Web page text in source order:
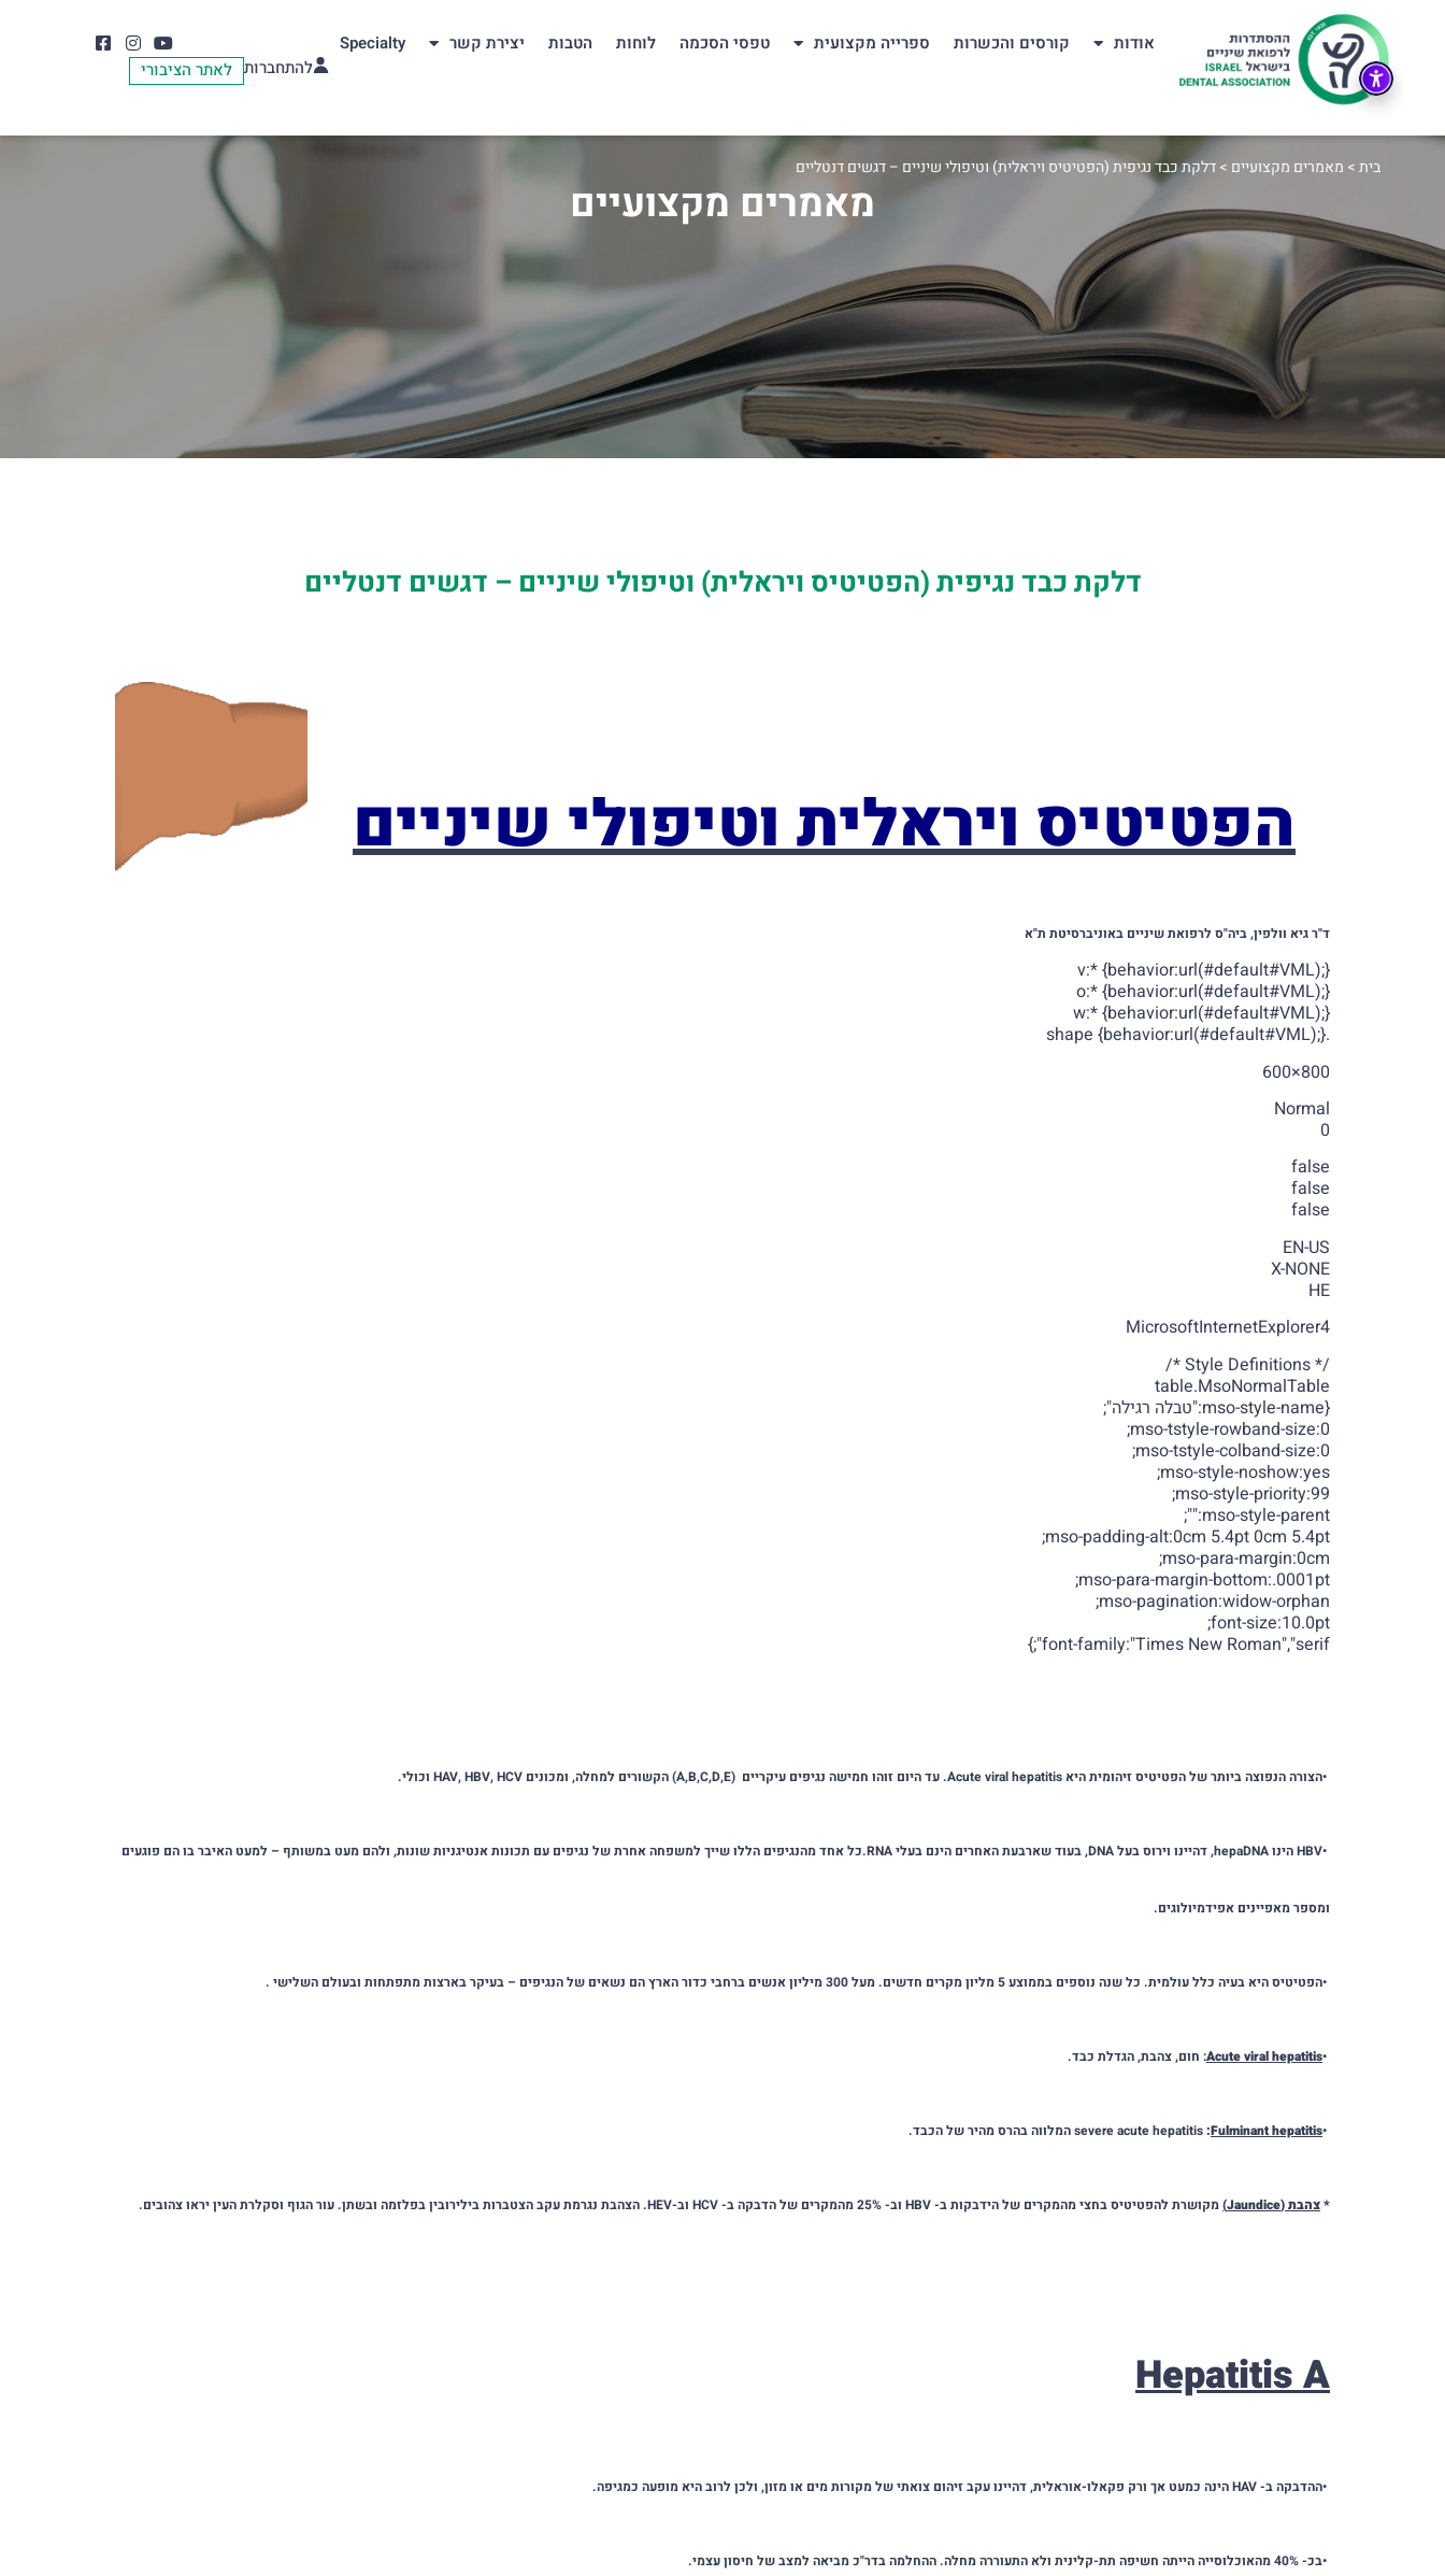
אודות קורסים והכשרות ספרייה מקצועית טפסי הסכמה לוחות הטבות יצירת קשר
Specialty
להתחברות לאתר הציבורי
בית> מאמרים מקצועיים >דלקת כבד נגיפית (הפטיטיס ויראלית) וטיפולי שיניים – דגשים דנטליים
מאמרים מקצועיים
דלקת כבד נגיפית (הפטיטיס ויראלית) וטיפולי שיניים – דגשים דנטליים
הפטיטיס ויראלית וטיפולי שיניים
ד"ר גיא וולפין, ביה"ס לרפואת שיניים באוניברסיטת ת"א
v:* {behavior:url(#default#VML);}
o:* {behavior:url(#default#VML);}
w:* {behavior:url(#default#VML);}
.shape {behavior:url(#default#VML);}
800×600
Normal
0
false
false
false
EN-US
X-NONE
HE
MicrosoftInternetExplorer4
/* Style Definitions */
table.MsoNormalTable
{mso-style-name:"טבלה רגילה";
mso-tstyle-rowband-size:0;
mso-tstyle-colband-size:0;
mso-style-noshow:yes;
mso-style-priority:99;
mso-style-parent:"";
mso-padding-alt:0cm 5.4pt 0cm 5.4pt;
mso-para-margin:0cm;
mso-para-margin-bottom:.0001pt;
mso-pagination:widow-orphan;
font-size:10.0pt;
font-family:"Times New Roman","serif";}
•הצורה הנפוצה ביותר של הפטיטיס זיהומית היא Acute viral hepatitis. עד היום זוהו חמישה נגיפים עיקריים A,B,C,D,E)) הקשורים למחלה, ומכונים HAV, HBV, HCV וכולי.
•
HBVהינוhepaDNA, דהיינו וירוס בעלDNA, בעוד שארבעת האחרים הינם בעליRNA.כל אחד מהנגיפים הללו שייך למשפחה אחרת של נגיפים עם תכונות אנטיגניות שונות, ולהם מעט במשותף – למעט האיבר בו הם פוגעים
ומספר מאפיינים אפידמיולוגים.
•הפטיטיס היא בעיה כלל עולמית. כל שנה נוספים בממוצע 5 מליון מקרים חדשים. מעל 300 מיליון אנשים ברחבי כדור הארץ הם נשאים של הנגיפים – בעיקר בארצות מתפתחות ובעולם השלישי .
•
Acute viral hepatitis: חום, צהבת, הגדלת כבד.
•
Fulminant hepatitis
:
severe acute hepatitisהמלווה בהרס מהיר של הכבד.
*צהבת(
Jaundice
)מקושרת להפטיטיס בחצי מהמקרים של הידבקות ב-HBV וב- 25% מהמקרים של הדבקה ב- HCV וב-HEV. הצהבת נגרמת עקב הצטברות בילירובין בפלזמה ובשתן. עור הגוף וסקלרת העין יראו צהובים.
Hepatitis A
•ההדבקה ב-HAVהינה כמעט אך ורק פקאלו-אוראלית, דהיינו עקב זיהום צואתי של מקורות מים או מזון, ולכן לרוב היא מופעה כמגיפה.
•בכ- 40% מהאוכלוסייה הייתה חשיפה תת-קלינית ולא התעוררה מחלה. ההחלמה בדר"כ מביאה למצב של חיסון עצמי.